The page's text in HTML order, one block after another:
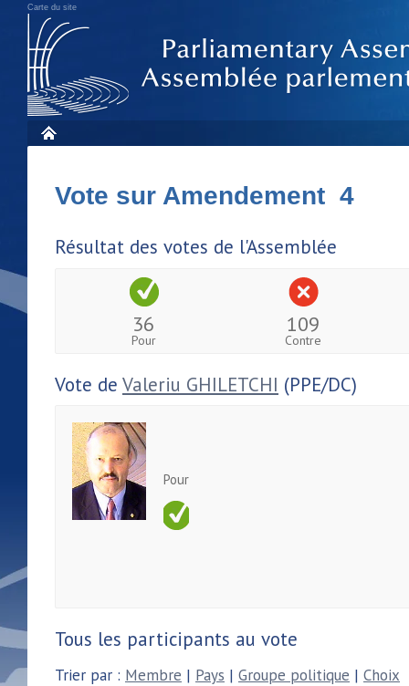
Carte du site
Vote sur Amendement 4
Résultat des votes de l'Assemblée
36
Pour
109
Contre
Vote de Valeriu GHILETCHI (PPE/DC)
Pour
Tous les participants au vote
Trier par : Membre | Pays | Groupe politique | Choix